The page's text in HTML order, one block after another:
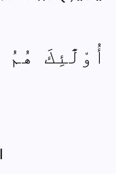
أُوْلَٰٓئِكَ هُمُ